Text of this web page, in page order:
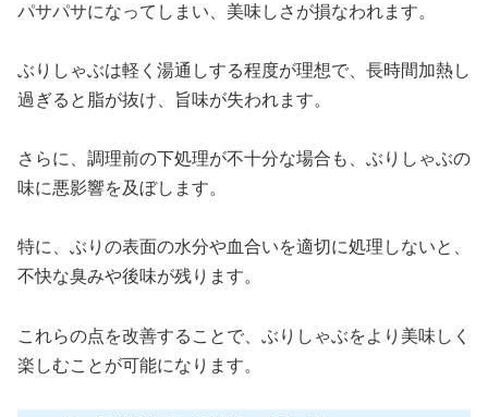
パサパサになってしまい、美味しさが損なわれます。
ぶりしゃぶは軽く湯通しする程度が理想で、長時間加熱し
過ぎると脂が抜け、旨味が失われます。
さらに、調理前の下処理が不十分な場合も、ぶりしゃぶの
味に悪影響を及ぼします。
特に、ぶりの表面の水分や血合いを適切に処理しないと、
不快な臭みや後味が残ります。
これらの点を改善することで、ぶりしゃぶをより美味しく
楽しむことが可能になります。